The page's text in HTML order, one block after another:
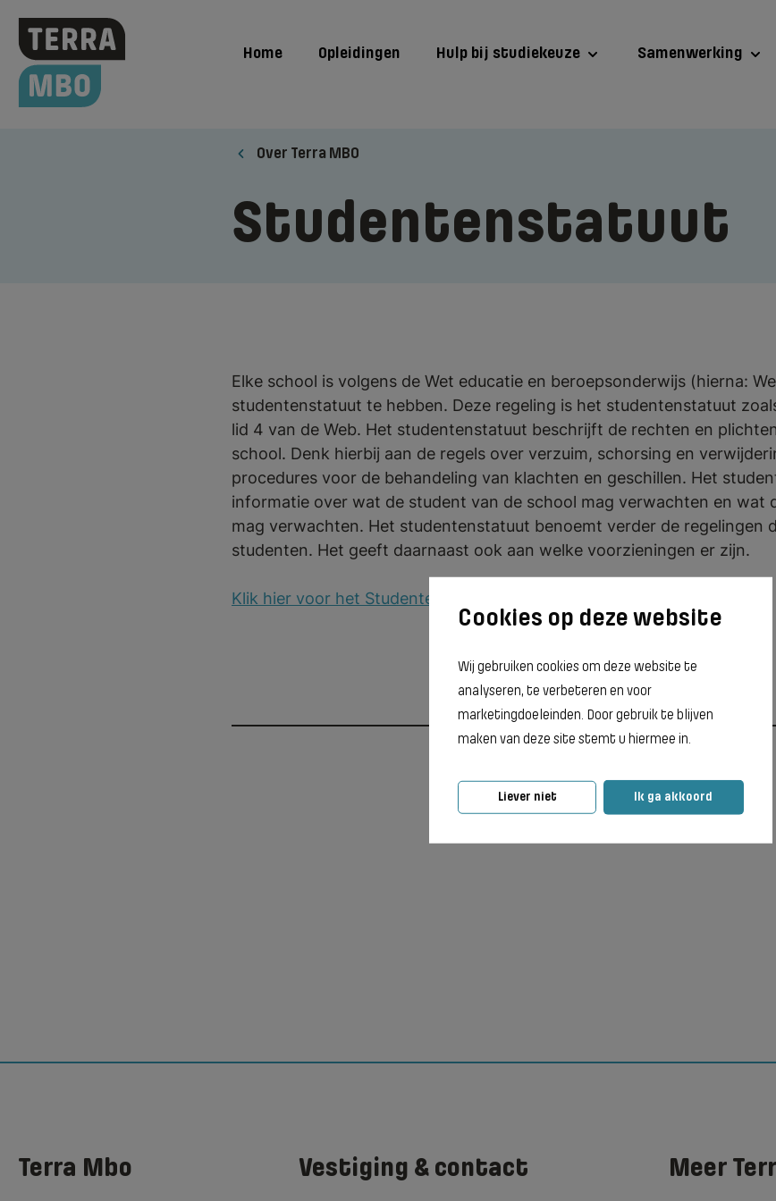
Wij gebruiken cookies om deze website te
analyseren, te verbeteren en voor
marketingdoeleinden. Door gebruik te blijven
maken van deze site stemt u hiermee in.
Liever niet Ik ga akkoord
Home Opleidingen Hulp bij studiekeuze Samenwerking
Over Terra MBO
Studentenstatuut
Elke school is volgens de Wet educatie en beroepsonderwijs (hierna:
studentenstatuut te hebben. Deze regeling is het studentenstatuut
lid 4 van de Web. Het studentenstatuut beschrijft de rechten en
school. Denk hierbij aan de regels over verzuim, schorsing en
procedures voor de behandeling van klachten en geschillen. Het
informatie over wat de student van de school mag verwachten en wat
mag verwachten. Het studentenstatuut benoemt verder de regelingen
studenten. Het geeft daarnaast ook aan welke voorzieningen er zijn.
Klik hier voor het Studentenstatuut 2025-2026
Terra Mbo Vestiging & contact Meer